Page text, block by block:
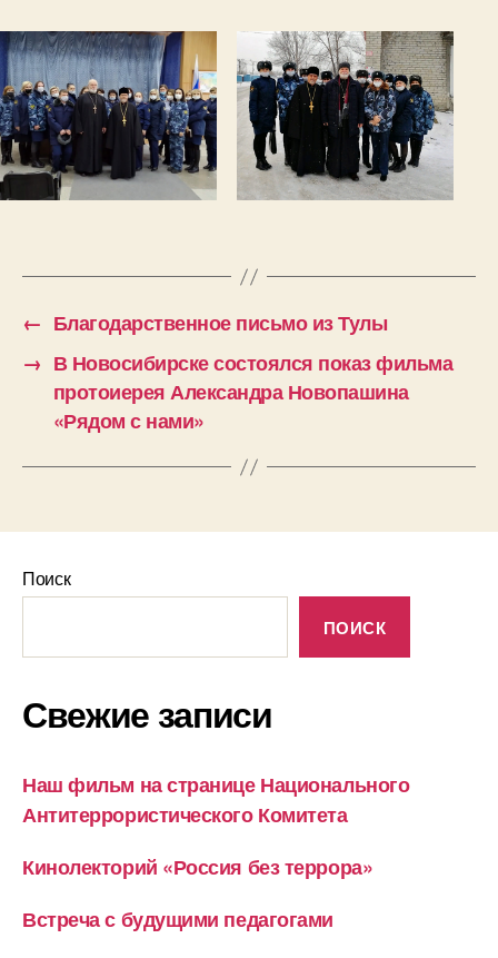
← Благодарственное письмо из Тулы
→ В Новосибирске состоялся показ фильма
протоиерея Александра Новопашина
«Рядом с нами»
Поиск
ПОИСК
Свежие записи
Наш фильм на странице Национального
Антитеррористического Комитета
Кинолекторий «Россия без террора»
Встреча с будущими педагогами